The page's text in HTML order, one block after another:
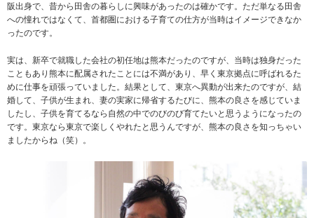
阪出身で、昔から田舎の暮らしに興味があったのは確かです。ただ単なる田舎
への憧れではなくて、首都圏における子育ての仕方が当時はイメージできなか
ったのです。
実は、新卒で就職した会社の初任地は熊本だったのですが、当時は独身だった
こともあり熊本に配属されたことには不満があり、早く東京拠点に呼ばれるた
めに仕事を頑張っていました。結果として、東京へ異動が出来たのですが、結
婚して、子供が生まれ、妻の実家に帰省するたびに、熊本の良さを感じていま
したし、子供を育てるなら自然の中でのびのび育てたいと思うようになったの
です。東京なら東京で楽しくやれたと思うんですが、熊本の良さを知っちゃい
ましたからね（笑）。